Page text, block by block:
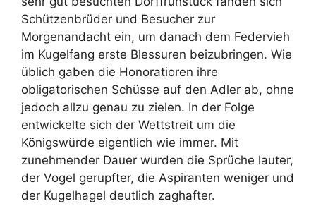
Schützenbrüder und Besucher zur
Morgenandacht ein, um danach dem Federvieh
im Kugelfang erste Blessuren beizubringen. Wie
üblich gaben die Honoratioren ihre
obligatorischen Schüsse auf den Adler ab, ohne
jedoch allzu genau zu zielen. In der Folge
entwickelte sich der Wettstreit um die
Königswürde eigentlich wie immer. Mit
zunehmender Dauer wurden die Sprüche lauter,
der Vogel gerupfter, die Aspiranten weniger und
der Kugelhagel deutlich zaghafter.